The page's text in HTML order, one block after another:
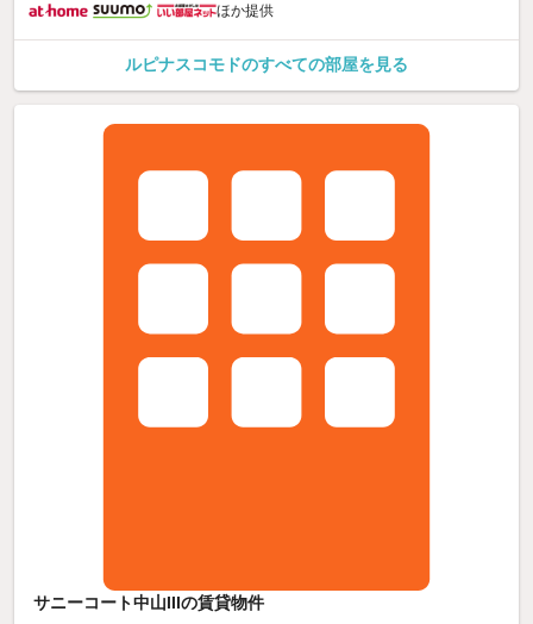
ほか提供
ルピナスコモドのすべての部屋を見る
サニーコート中山IIIの賃貸物件